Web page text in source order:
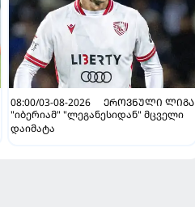
08:00/03-08-2026
ᲔᲠᲝᲕᲜᲣᲚᲘ ᲚᲘᲒᲐ
"იბერიამ" "ლეგანესიდან" მცველი
დაიმატა